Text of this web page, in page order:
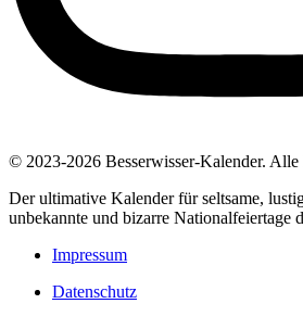
© 2023-2026 Besserwisser-Kalender. Alle
Der ultimative Kalender für seltsame,
unbekannte und bizarre Nationalfeiertage
Impressum
Datenschutz